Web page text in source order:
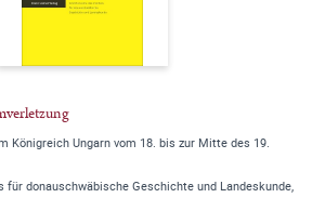
Königreich Ungarn vom 18. bis zur Mitte des 19.
donauschwäbische Geschichte und Landeskunde,